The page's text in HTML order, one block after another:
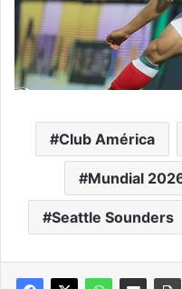
Club América
Mundial
Seattle Sounders